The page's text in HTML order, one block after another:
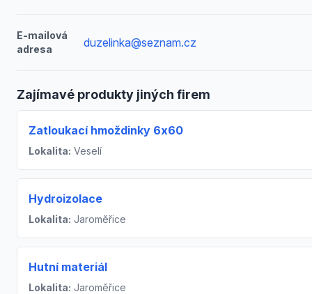
E-mailová
adresa
duzelinka@seznam.cz
Zajímavé produkty jiných firem
Zatloukací hmoždinky 6x60
Lokalita: Veselí
Hydroizolace
Lokalita: Jaroměřice
Hutní materiál
Lokalita: Jaroměřice